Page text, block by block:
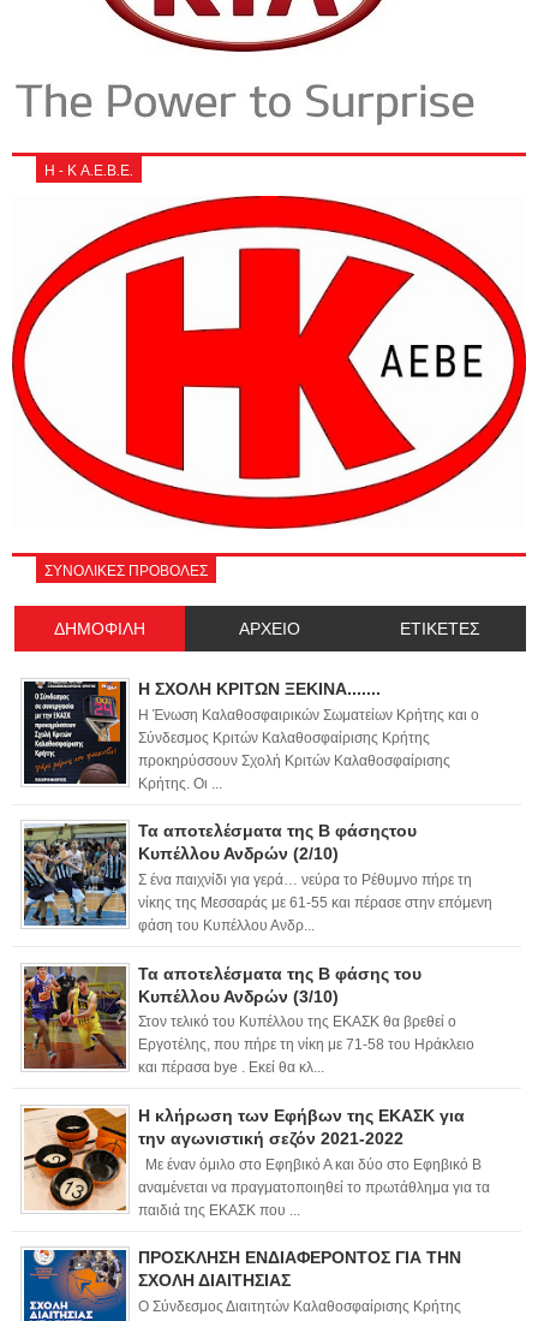
Η - Κ Α.Ε.Β.Ε.
ΣΥΝΟΛΙΚΕΣ ΠΡΟΒΟΛΕΣ
ΔΗΜΟΦΙΛΗ ΑΡΧΕΙΟ ΕΤΙΚΕΤΕΣ
Η ΣΧΟΛΗ ΚΡΙΤΩΝ ΞΕΚΙΝΑ.......
Η Ένωση Καλαθοσφαιρικών Σωματείων Κρήτης και ο
Σύνδεσμος Κριτών Καλαθοσφαίρισης Κρήτης
προκηρύσσουν Σχολή Κριτών Καλαθοσφαίρισης
Κρήτης. Οι ...
Τα αποτελέσματα της Β φάσηςτου
Κυπέλλου Ανδρών (2/10)
Σ ένα παιχνίδι για γερά… νεύρα το Ρέθυμνο πήρε τη
νίκης της Μεσσαράς με 61-55 και πέρασε στην επόμενη
φάση του Κυπέλλου Ανδρ...
Τα αποτελέσματα της Β φάσης του
Κυπέλλου Ανδρών (3/10)
Στον τελικό του Κυπέλλου της ΕΚΑΣΚ θα βρεθεί ο
Εργοτέλης, που πήρε τη νίκη με 71-58 του Ηράκλειο
και πέρασα bye . Εκεί θα κλ...
Η κλήρωση των Εφήβων της ΕΚΑΣΚ για
την αγωνιστική σεζόν 2021-2022
Με έναν όμιλο στο Εφηβικό Α και δύο στο Εφηβικό Β
αναμένεται να πραγματοποιηθεί το πρωτάθλημα για τα
παιδιά της ΕΚΑΣΚ που ...
ΠΡΟΣΚΛΗΣΗ ΕΝΔΙΑΦΕΡΟΝΤΟΣ ΓΙΑ ΤΗΝ
ΣΧΟΛΗ ΔΙΑΙΤΗΣΙΑΣ
Ο Σύνδεσμος Διαιτητών Καλαθοσφαίρισης Κρήτης